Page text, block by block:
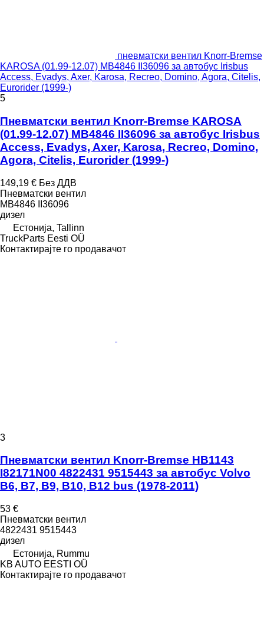
пневматски вентил Knorr-Bremse
KAROSA (01.99-12.07) MB4846 II36096 за автобус Irisbus
Access, Evadys, Axer, Karosa, Recreo, Domino, Agora, Citelis,
Eurorider (1999-)
5
Пневматски вентил Knorr-Bremse KAROSA
(01.99-12.07) MB4846 II36096 за автобус Irisbus
Access, Evadys, Axer, Karosa, Recreo, Domino,
Agora, Citelis, Eurorider (1999-)
149,19 € Без ДДВ
Пневматски вентил
MB4846 II36096
дизел
Естонија, Tallinn
TruckParts Eesti OÜ
Контактирајте го продавачот
3
Пневматски вентил Knorr-Bremse HB1143
I82171N00 4822431 9515443 за автобус Volvo
B6, B7, B9, B10, B12 bus (1978-2011)
53 €
Пневматски вентил
4822431 9515443
дизел
Естонија, Rummu
KB AUTO EESTI OÜ
Контактирајте го продавачот